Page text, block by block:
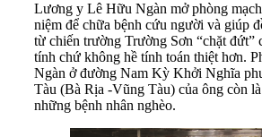
Lương y Lê Hữu Ngàn mở phòng
niệm để chữa bệnh cứu người và giúp
từ chiến trường Trường Sơn “chặt đứt”
tính chứ không hề tính toán thiệt hơn.
Ngàn ở đường Nam Kỳ Khởi Nghĩa
Tàu (Bà Rịa -Vũng Tàu) của ông còn
những bệnh nhân nghèo.